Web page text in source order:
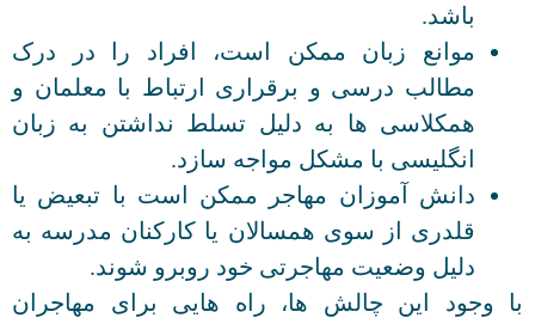
باشد.
موانع زبان ممکن است، افراد را در درک
مطالب درسی و برقراری ارتباط با معلمان و
همکلاسی ها به دلیل تسلط نداشتن به زبان
انگلیسی با مشکل مواجه سازد.
دانش آموزان مهاجر ممکن است با تبعیض یا
قلدری از سوی همسالان یا کارکنان مدرسه به
دلیل وضعیت مهاجرتی خود روبرو شوند.
با وجود این چالش ها، راه هایی برای مهاجران